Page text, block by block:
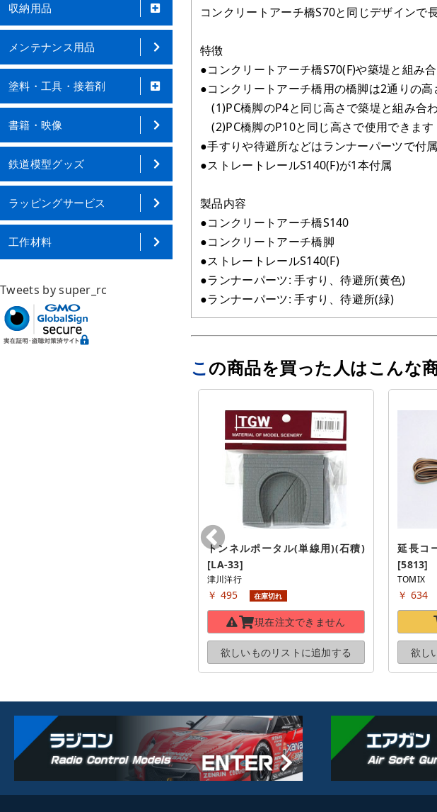
収納用品
メンテナンス用品
塗料・工具・接着剤
書籍・映像
鉄道模型グッズ
ラッピングサービス
工作材料
Tweets by super_rc
コンクリートアーチ橋S70と同じデザインで
特徴
●コンクリートアーチ橋S70(F)や築堤と組み
●コンクリートアーチ橋用の橋脚は2通りの
(1)PC橋脚のP4と同じ高さで築堤と組み合
(2)PC橋脚のP10と同じ高さで使用できます
●手すりや待避所などはランナーパーツで付属
●ストレートレールS140(F)が1本付属
製品内容
●コンクリートアーチ橋S140
●コンクリートアーチ橋脚
●ストレートレールS140(F)
●ランナーパーツ: 手すり、待避所(黄色)
●ランナーパーツ: 手すり、待避所(緑)
この商品を買った人はこんな
トンネルポータル(単線用)(石積)
[LA-33]
津川洋行
￥ 495 在庫切れ
現在注文できません
欲しいものリストに追加する
延長コ
[5813]
TOMIX
￥ 634
欲し